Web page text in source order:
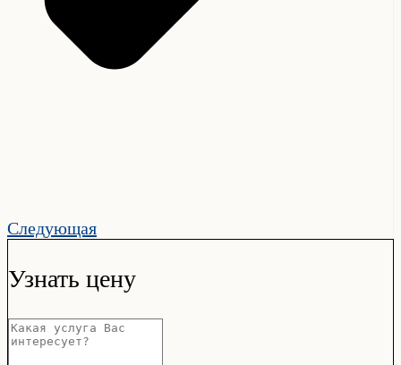
Следующая
Узнать цену